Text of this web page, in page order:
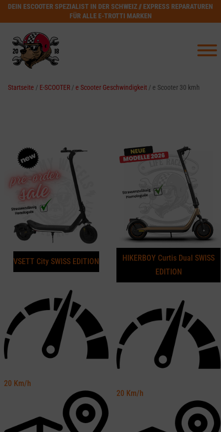
DEIN ESCOOTER SPEZIALIST IN DER SCHWEIZ // EXPRESS REPARATUREN
FÜR ALLE E-TROTTI MARKEN
Startseite / E-SCOOTER /e Scooter Geschwindigkeit / e Scooter 30 kmh
VSETT City SWISS EDITION
20 Km/h
HIKERBOY Curtis Dual SWISS
EDITION
20 Km/h